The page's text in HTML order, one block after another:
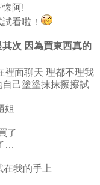
阿!
看啦！
次 因為買東西真的
裡面聊天 理都不理我
己塗塗抹抹擦擦試
姐
了
…
在我的手上